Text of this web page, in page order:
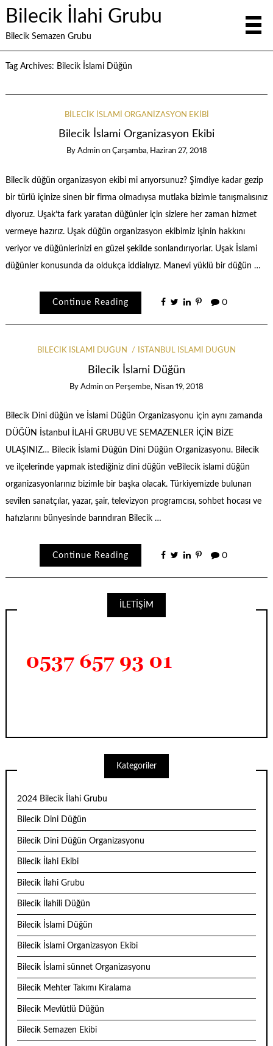
Bilecik İlahi Grubu
Bilecik Semazen Grubu
Tag Archives: Bilecik İslami Düğün
BILECIK İSLAMI ORGANIZASYON EKIBI
Bilecik İslami Organizasyon Ekibi
By Admin on Çarşamba, Haziran 27, 2018
Bilecik düğün organizasyon ekibi mi arıyorsunuz? Şimdiye kadar gezip
bir türlü içinize sinen bir firma olmadıysa mutlaka bizimle tanışmalısınız
diyoruz. Uşak’ta fark yaratan düğünler için sizlere her zaman hizmet
vermeye hazırız. Uşak düğün organizasyon ekibimiz işinin hakkını
veriyor ve düğünlerinizi en güzel şekilde sonlandırıyorlar. Uşak İslami
düğünler konusunda da oldukça iddialıyız. Manevi yüklü bir düğün …
Continue Reading 0
BILECIK İSLAMI DÜĞÜN İSTANBUL İSLAMI DÜĞÜN
Bilecik İslami Düğün
By Admin on Perşembe, Nisan 19, 2018
Bilecik Dini düğün ve İslami Düğün Organizasyonu için aynı zamanda
DÜĞÜN İstanbul İLAHİ GRUBU VE SEMAZENLER İÇİN BİZE
ULAŞINIZ… Bilecik İslami Düğün Dini Düğün Organizasyonu. Bilecik
ve ilçelerinde yapmak istediğiniz dini düğün veBilecik islami düğün
organizasyonlarınız bizimle bir başka olacak. Türkiyemizde bulunan
sevilen sanatçılar, yazar, şair, televizyon programcısı, sohbet hocası ve
hafızlarını bünyesinde barındıran Bilecik …
Continue Reading 0
İLETİŞİM
Kategoriler
2024 Bilecik İlahi Grubu
Bilecik Dini Düğün
Bilecik Dini Düğün Organizasyonu
Bilecik İlahi Ekibi
Bilecik İlahi Grubu
Bilecik İlahili Düğün
Bilecik İslami Düğün
Bilecik İslami Organizasyon Ekibi
Bilecik İslami sünnet Organizasyonu
Bilecik Mehter Takımı Kiralama
Bilecik Mevlütlü Düğün
Bilecik Semazen Ekibi